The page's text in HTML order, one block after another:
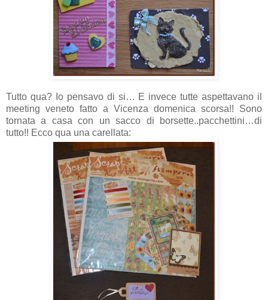
Tutto qua? Io pensavo di si… E invece tutte aspettavano il
meeting veneto fatto a Vicenza domenica scorsa!! Sono
tornata a casa con un sacco di borsette..pacchettini…di
tutto!! Ecco qua una carellata: